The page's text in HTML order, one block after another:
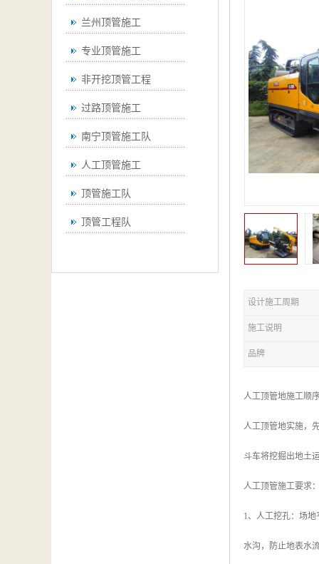
兰州顶管施工
专业顶管施工
非开挖顶管工程
过路顶管施工
南宁顶管施工队
人工顶管施工
顶管施工队
顶管工程队
设计施工周期
施工说明
品牌
人工顶管地施工
人工顶管地实施，
斗车将挖掘出地土
人工顶管施工要求：
1、人工挖孔：场
水沟，防止地表水